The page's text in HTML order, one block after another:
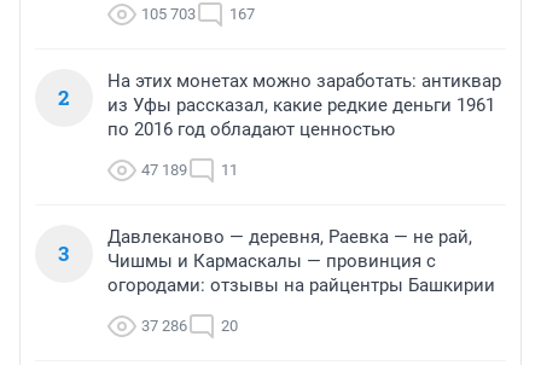
105 703 167
2
На этих монетах можно заработать: антиквар
из Уфы рассказал, какие редкие деньги 1961
по 2016 год обладают ценностью
47 189 11
3
Давлеканово — деревня, Раевка — не рай,
Чишмы и Кармаскалы — провинция с
огородами: отзывы на райцентры Башкирии
37 286 20